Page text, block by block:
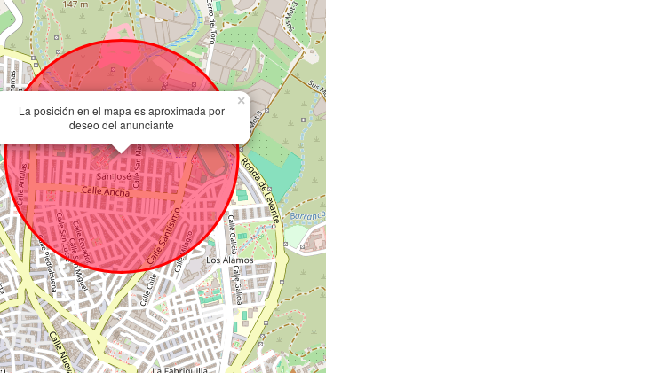
La posición en el mapa es aproximada por
deseo del anunciante
×